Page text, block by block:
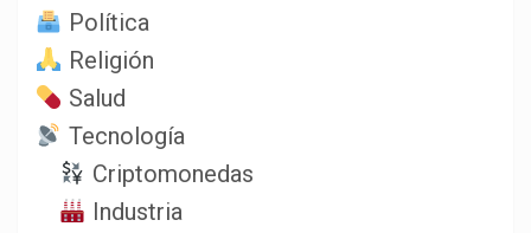
Política
Religión
Salud
Tecnología
Criptomonedas
Industria